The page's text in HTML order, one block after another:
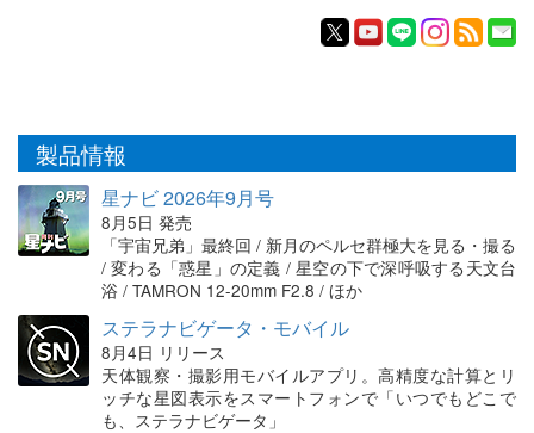
製品情報
星ナビ 2026年9月号
8月5日 発売
「宇宙兄弟」最終回 / 新月のペルセ群極大を見る・撮る
/ 変わる「惑星」の定義 / 星空の下で深呼吸する天文台
浴 / TAMRON 12-20mm F2.8 / ほか
ステラナビゲータ・モバイル
8月4日 リリース
天体観察・撮影用モバイルアプリ。高精度な計算とリ
ッチな星図表示をスマートフォンで「いつでもどこで
も、ステラナビゲータ」